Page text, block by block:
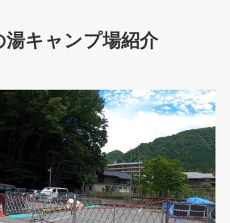
湯キャンプ場紹介